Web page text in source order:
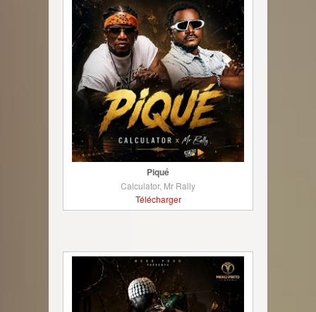
Piqué
Calculator, Mr Rally
Télécharger